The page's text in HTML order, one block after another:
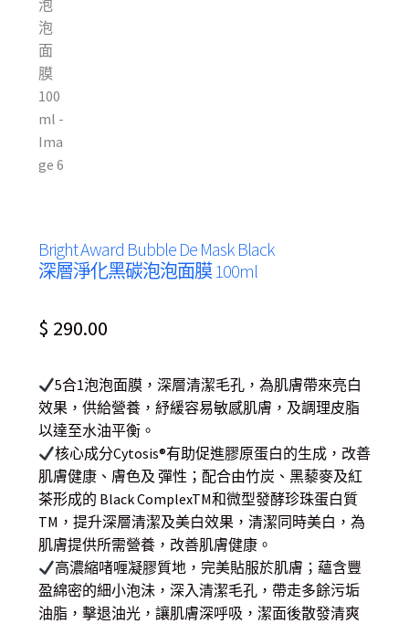
Bright Award Bubble De Mask Black
深層淨化黑碳泡泡面膜 100ml
$ 290.00
5合1泡泡面膜，深層清潔毛孔，為肌膚帶來亮白
效果，供給營養，紓緩容易敏感肌膚，及調理皮脂
以達至水油平衡。
核心成分Cytosis®有助促進膠原蛋白的生成，改善
肌膚健康、膚色及 彈性；配合由竹炭、黑藜麥及紅
茶形成的 Black ComplexTM和微型發酵珍珠蛋白質
TM，提升深層清潔及美白效果，清潔同時美白，為
肌膚提供所需營養，改善肌膚健康。
高濃縮啫喱凝膠質地，完美貼服於肌膚；蘊含豐
盈綿密的細小泡沬，深入清潔毛孔，帶走多餘污垢
油脂，擊退油光，讓肌膚深呼吸，潔面後散發清爽